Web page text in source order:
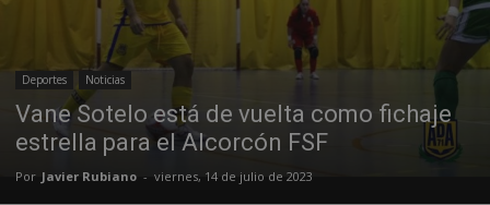
Deportes Noticias
Vane Sotelo está de vuelta como fichaje
estrella para el Alcorcón FSF
Por Javier Rubiano - viernes, 14 de julio de 2023